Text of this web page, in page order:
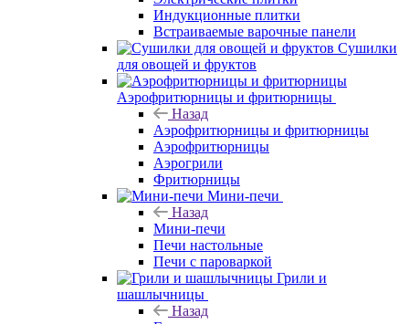
Индукционные плитки
Встраиваемые варочные панели
Сушилки
для овощей и фруктов
Аэрофритюрницы и фритюрницы
Назад
Аэрофритюрницы и фритюрницы
Аэрофритюрницы
Аэрогрили
Фритюрницы
Мини-печи
Назад
Мини-печи
Печи настольные
Печи с пароваркой
Грили и
шашлычницы
Назад